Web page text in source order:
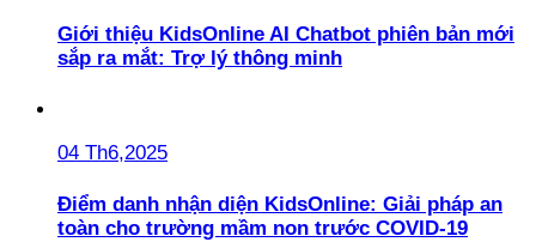
Giới thiệu KidsOnline AI Chatbot phiên bản mới
sắp ra mắt: Trợ lý thông minh
04 Th6,2025
Điểm danh nhận diện KidsOnline: Giải pháp an
toàn cho trường mầm non trước COVID-19